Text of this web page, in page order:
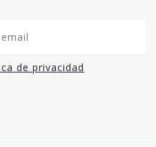
de privacidad